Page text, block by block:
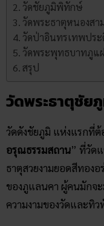
วัดชัยภูมิพิทักษ์
วัดพระธาตุหนองส
วัดป่าอินทรเทพปร
วัดพระพุทธบาทภูแ
สรุป
วัดพระธาตุชัย
วัดดังชัยภูมิ แห่งแรกที่ต้
อรุณธรรมสถาน” ที่วัด
ธาตุสวยงามยอดสีทอง
ของภูแลนคา ผู้คนมักจ
ความงามของวัดและทิ